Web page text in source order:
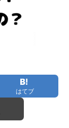
はてブ